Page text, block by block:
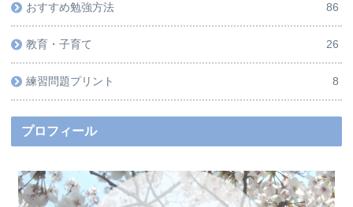
おすすめ勉強方法 86
教育・子育て 26
練習問題プリント 8
プロフィール